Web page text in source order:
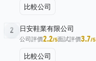
比較公司
2 日安鞋業有限公司
公司評價2.2/5面試評價3.7/5
比較公司